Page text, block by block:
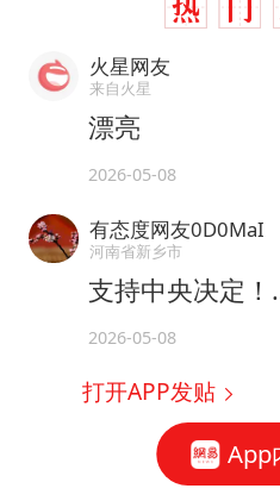
火星网友
来自火星
漂亮
2026-05-08
有态度网友0D0MaI
河南省新乡市
支持中央决定
2026-05-08
打开APP发贴
App